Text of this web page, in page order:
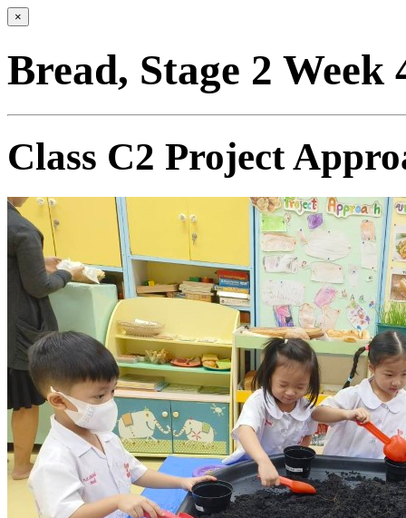
×
Bread, Stage 2 Week
Class C2 Project